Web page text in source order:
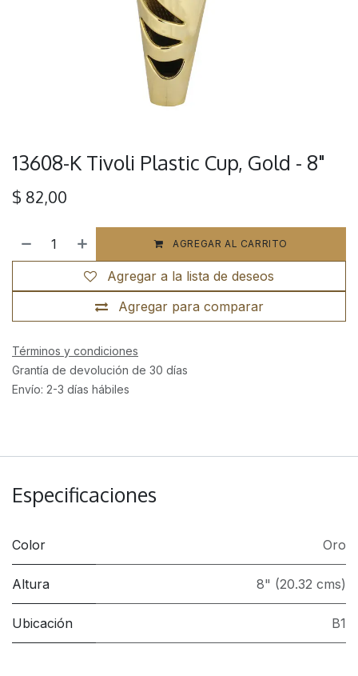
13608-K Tivoli Plastic Cup, Gold - 8"
$ 82,00
AGREGAR AL CARRITO
Agregar para comparar
Agregar a la lista de deseos
Términos y condiciones
Grantía de devolución de 30 días
Envío: 2-3 días hábiles
Especificaciones
Color Oro
Altura 8" (20.32 cms)
Ubicación B1